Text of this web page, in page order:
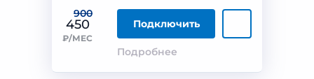
900
450
₽/МЕС
Подключить
Подробнее